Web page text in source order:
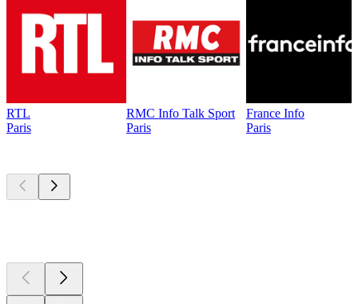
RTL
Paris
RMC Info Talk Sport
Paris
France Info
Paris